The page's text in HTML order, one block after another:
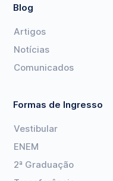
Blog
Artigos
Notícias
Comunicados
Formas de Ingresso
Vestibular
ENEM
2ª Graduação